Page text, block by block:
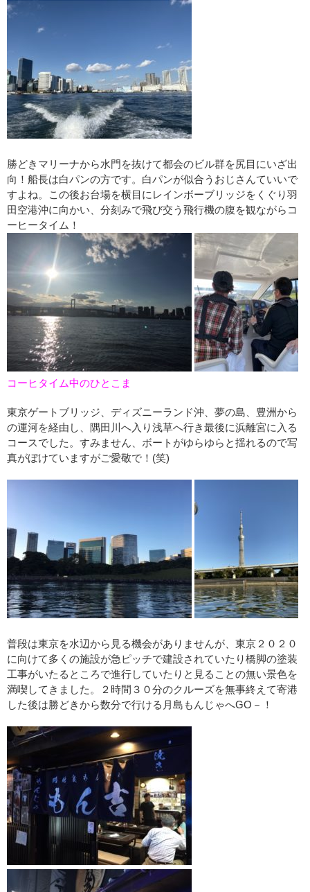
勝どきマリーナから水門を抜けて都会のビル群を尻目にいざ出
向！船長は白パンの方です。白パンが似合うおじさんていいで
すよね。この後お台場を横目にレインボーブリッジをくぐり羽
田空港沖に向かい、分刻みで飛び交う飛行機の腹を観ながらコ
ーヒータイム！
コーヒタイム中のひとこま
東京ゲートブリッジ、ディズニーランド沖、夢の島、豊洲から
の運河を経由し、隅田川へ入り浅草へ行き最後に浜離宮に入る
コースでした。すみません、ボートがゆらゆらと揺れるので写
真がぼけていますがご愛敬で！(笑)
普段は東京を水辺から見る機会がありませんが、東京２０２０
に向けて多くの施設が急ピッチで建設されていたり橋脚の塗装
工事がいたるところで進行していたりと見ることの無い景色を
満喫してきました。２時間３０分のクルーズを無事終えて寄港
した後は勝どきから数分で行ける月島もんじゃへGO－！